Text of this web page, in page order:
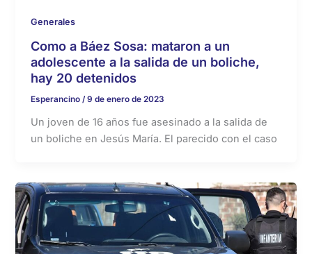
Generales
Como a Báez Sosa: mataron a un
adolescente a la salida de un boliche,
hay 20 detenidos
Esperancino/9 de enero de 2023
Un joven de 16 años fue asesinado a la salida de
un boliche en Jesús María. El parecido con el caso